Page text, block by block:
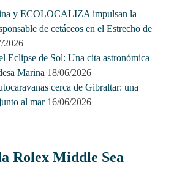
Rolex Middle Sea
y ECOLOCALIZA impulsan la
de cetáceos en el Estrecho de
2026
Eclipse de Sol: Una cita astronómica
Marina 18/06/2026
cerca de Gibraltar: una
al mar 16/06/2026